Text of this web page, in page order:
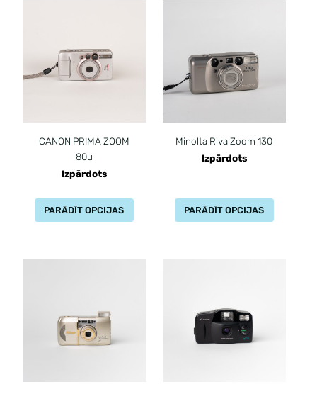
CANON PRIMA ZOOM
80u
Izpārdots
PARĀDĪT OPCIJAS
Minolta Riva Zoom 130
Izpārdots
PARĀDĪT OPCIJAS